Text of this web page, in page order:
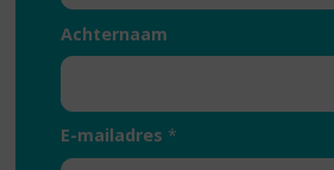
Achternaam
E-mailadres *